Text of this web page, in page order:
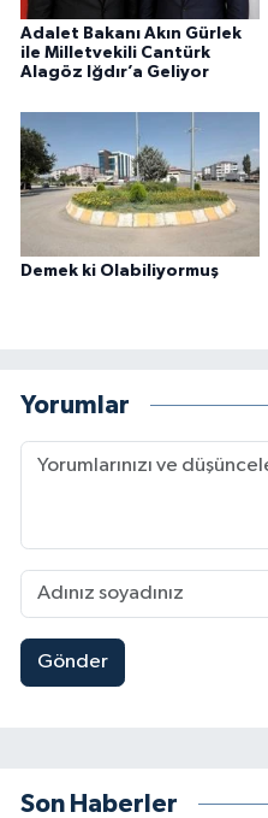
Adalet Bakanı Akın Gürlek
ile Milletvekili Cantürk
Alagöz Iğdır’a Geliyor
Demek ki Olabiliyormuş
Yorumlar
Gönder
Son Haberler